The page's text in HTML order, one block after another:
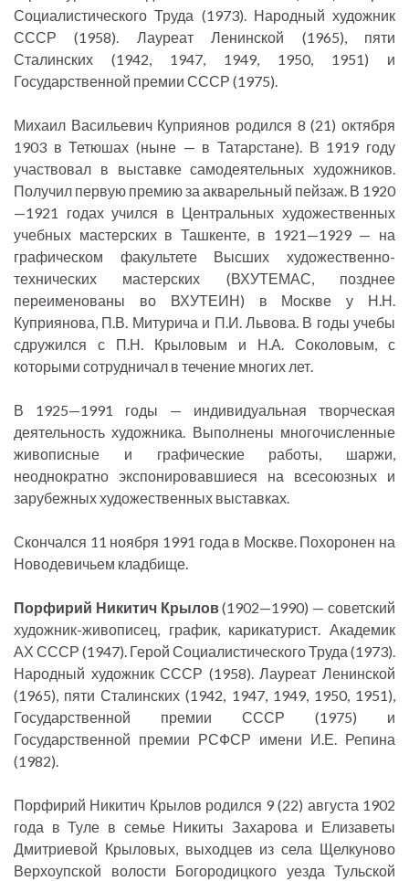
Социалистического Труда (1973). Народный художник
СССР (1958). Лауреат Ленинской (1965), пяти
Сталинских (1942, 1947, 1949, 1950, 1951) и
Государственной премии СССР (1975).
Михаил Васильевич Куприянов родился 8 (21) октября
1903 в Тетюшах (ныне — в Татарстане). В 1919 году
участвовал в выставке самодеятельных художников.
Получил первую премию за акварельный пейзаж. В 1920
—1921 годах учился в Центральных художественных
учебных мастерских в Ташкенте, в 1921—1929 — на
графическом факультете Высших художественно-
технических мастерских (ВХУТЕМАС, позднее
переименованы во ВХУТЕИН) в Москве у Н.Н.
Куприянова, П.В. Митурича и П.И. Львова. В годы учебы
сдружился с П.Н. Крыловым и Н.А. Соколовым, с
которыми сотрудничал в течение многих лет.
В 1925—1991 годы — индивидуальная творческая
деятельность художника. Выполнены многочисленные
живописные и графические работы, шаржи,
неоднократно экспонировавшиеся на всесоюзных и
зарубежных художественных выставках.
Скончался 11 ноября 1991 года в Москве. Похоронен на
Новодевичьем кладбище.
Порфирий Никитич Крылов(1902—1990) — советский
художник-живописец, график, карикатурист. Академик
АХ СССР (1947). Герой Социалистического Труда (1973).
Народный художник СССР (1958). Лауреат Ленинской
(1965), пяти Сталинских (1942, 1947, 1949, 1950, 1951),
Государственной премии СССР (1975) и
Государственной премии РСФСР имени И.Е. Репина
(1982).
Порфирий Никитич Крылов родился 9 (22) августа 1902
года в Туле в семье Никиты Захарова и Елизаветы
Дмитриевой Крыловых, выходцев из села Щелкуново
Верхоупской волости Богородицкого уезда Тульской